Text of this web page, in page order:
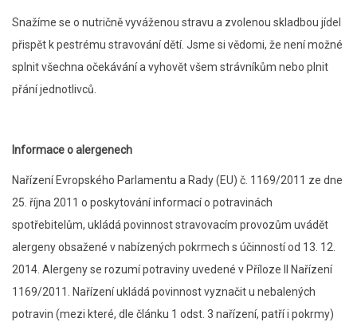
Snažíme se o nutričně vyváženou stravu a zvolenou skladbou jídel
přispět k pestrému stravování dětí. Jsme si vědomi, že není možné
splnit všechna očekávání a vyhovět všem strávníkům nebo plnit
přání jednotlivců.
Informace o alergenech
Nařízení Evropského Parlamentu a Rady (EU) č. 1169/2011 ze dne
25. října 2011 o poskytování informací o potravinách
spotřebitelům, ukládá povinnost stravovacím provozům uvádět
alergeny obsažené v nabízených pokrmech s účinností od 13. 12.
2014. Alergeny se rozumí potraviny uvedené v Příloze II Nařízení
1169/2011. Nařízení ukládá povinnost vyznačit u nebalených
potravin (mezi které, dle článku 1 odst. 3 nařízení, patří i pokrmy)